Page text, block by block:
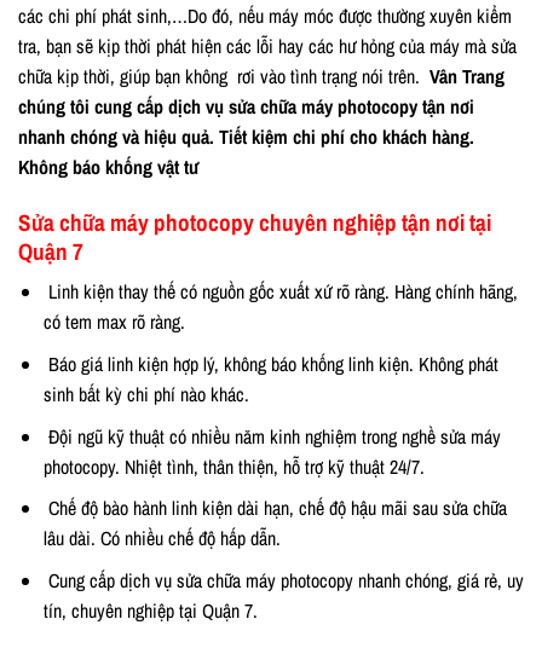
các chi phí phát sinh,…Do đó, nếu máy móc được thường xuyên kiểm
tra, bạn sẽ kịp thời phát hiện các lỗi hay các hư hỏng của máy mà sửa
chữa kịp thời, giúp bạn không rơi vào tình trạng nói trên. Vân Trang
chúng tôi cung cấp dịch vụ sửa chữa máy photocopy tận nơi
nhanh chóng và hiệu quả. Tiết kiệm chi phí cho khách hàng.
Không báo khống vật tư
Sửa chữa máy photocopy chuyên nghiệp tận nơi tại
Quận 7
Linh kiện thay thế có nguồn gốc xuất xứ rõ ràng. Hàng chính hãng,
có tem max rõ ràng.
Báo giá linh kiện hợp lý, không báo khống linh kiện. Không phát
sinh bất kỳ chi phí nào khác.
Đội ngũ kỹ thuật có nhiều năm kinh nghiệm trong nghề sửa máy
photocopy. Nhiệt tình, thân thiện, hỗ trợ kỹ thuật 24/7.
Chế độ bào hành linh kiện dài hạn, chế độ hậu mãi sau sửa chữa
lâu dài. Có nhiều chế độ hấp dẫn.
Cung cấp dịch vụ sửa chữa máy photocopy nhanh chóng, giá rẻ, uy
tín, chuyên nghiệp tại Quận 7.